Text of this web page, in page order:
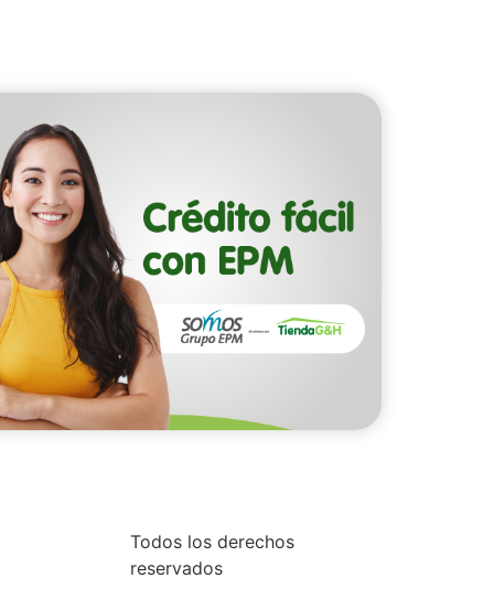
Todos los derechos
reservados